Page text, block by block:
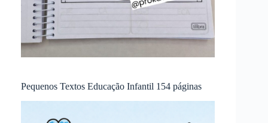
Pequenos Textos Educação Infantil 154 páginas